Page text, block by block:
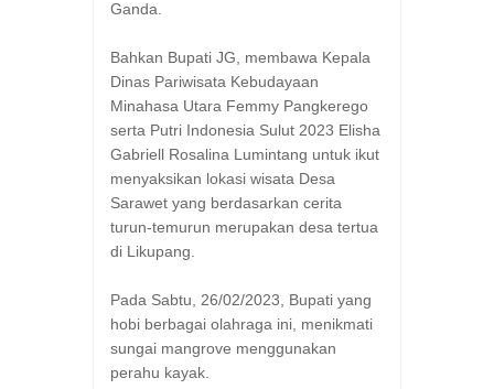
Ganda.
Bahkan Bupati JG, membawa Kepala
Dinas Pariwisata Kebudayaan
Minahasa Utara Femmy Pangkerego
serta Putri Indonesia Sulut 2023 Elisha
Gabriell Rosalina Lumintang untuk ikut
menyaksikan lokasi wisata Desa
Sarawet yang berdasarkan cerita
turun-temurun merupakan desa tertua
di Likupang.
Pada Sabtu, 26/02/2023, Bupati yang
hobi berbagai olahraga ini, menikmati
sungai mangrove menggunakan
perahu kayak.